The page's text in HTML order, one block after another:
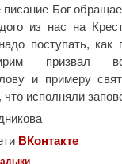
Бог
из нас на
поступать, как
призвал
и примеру
исполняли
ВКонтакте